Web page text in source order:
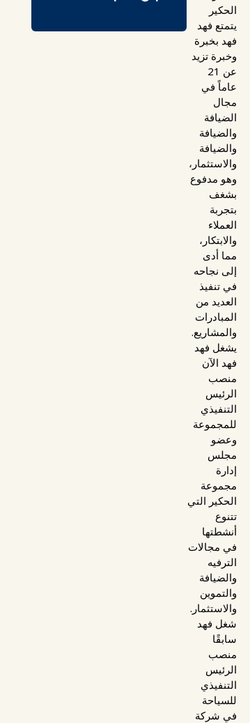
الحكير
يتمتع فهد
فهد بخبرة
وخبرة تزيد
عن 21
عاماً في
مجال
الضيافة
والضيافة
والضيافة
والاستثمار،
وهو مدفوع
بشغف
بتجربة
العملاء
والابتكار،
مما أدى
إلى نجاحه
في تنفيذ
العديد من
المبادرات
والمشاريع.
يشغل فهد
فهد الآن
منصب
الرئيس
التنفيذي
للمجموعة
وعضو
مجلس
إدارة
مجموعة
الحكير التي
تتنوع
أنشطتها
في مجالات
الترفيه
والضيافة
والتموين
والاستثمار.
شغل فهد
سابقًا
منصب
الرئيس
التنفيذي
للسياحة
في شركة